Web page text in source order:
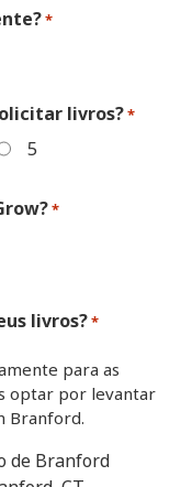
*
livros?*
5
*
livros?*
para as
optar por levantar
Branford.
de Branford